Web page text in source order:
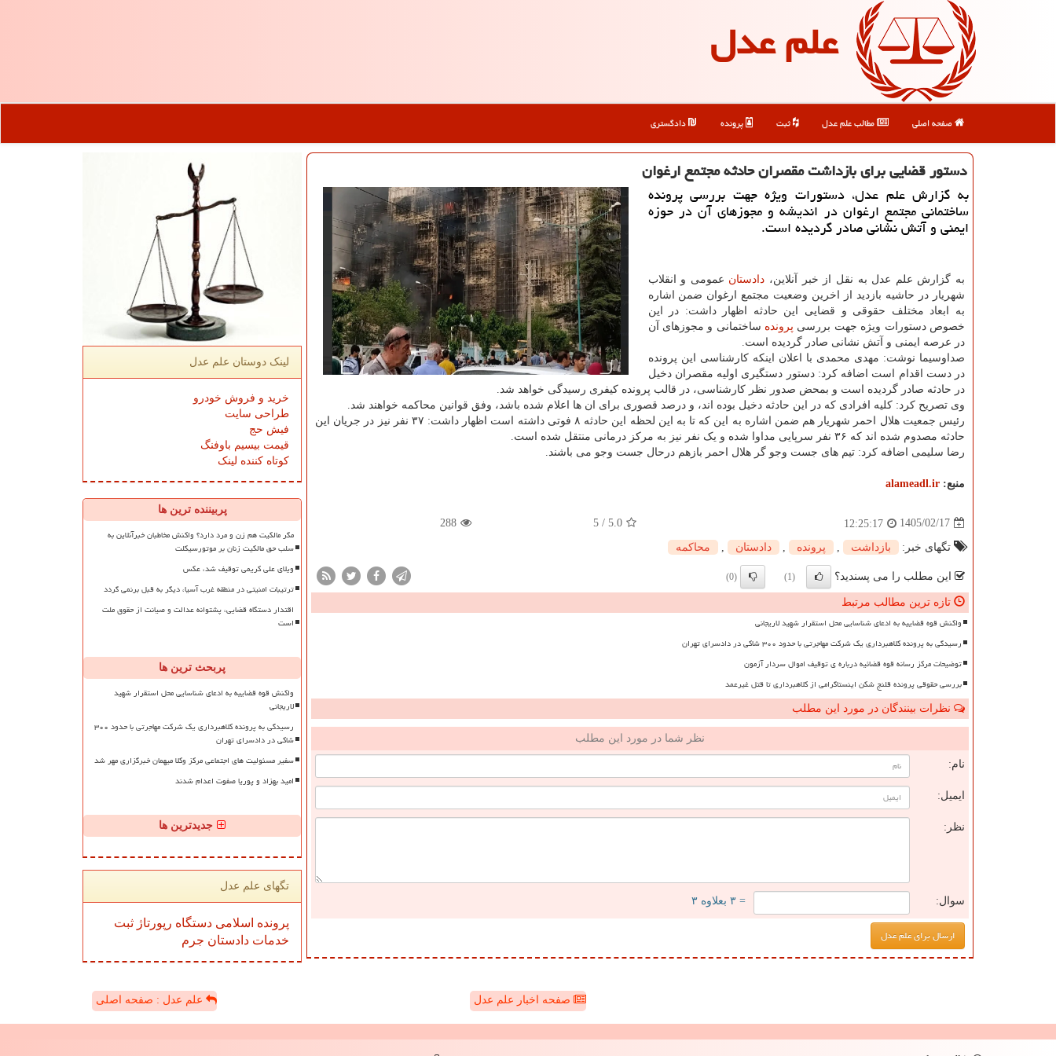
علم عدل
صفحه اصلی مطالب علم عدل ثبت پرونده دادگستری
دستور قضایی برای بازداشت مقصران حادثه مجتمع ارغوان
به گزارش علم عدل، دستورات ویژه جهت بررسی پرونده
ساختمانی مجتمع ارغوان در اندیشه و مجوزهای آن در حوزه
ایمنی و آتش نشانی صادر گردیده است.
به گزارش علم عدل به نقل از خبر آنلاین، دادستان عمومی و انقلاب
شهریار در حاشیه بازدید از اخرین وضعیت مجتمع ارغوان ضمن اشاره
به ابعاد مختلف حقوقی و قضایی این حادثه اظهار داشت: در این
خصوص دستورات ویژه جهت بررسی پرونده ساختمانی و مجوزهای آن
در عرصه ایمنی و آتش نشانی صادر گردیده است.
صداوسیما نوشت: مهدی محمدی با اعلان اینکه کارشناسی این پرونده
در دست اقدام است اضافه کرد: دستور دستگیری اولیه مقصران دخیل
در حادثه صادر گردیده است و بمحض صدور نظر کارشناسی، در قالب پرونده کیفری رسیدگی خواهد شد.
وی تصریح کرد: کلیه افرادی که در این حادثه دخیل بوده اند، و درصد قصوری برای ان ها اعلام شده باشد، وفق قوانین محاکمه خواهند شد.
رئیس جمعیت هلال احمر شهریار هم ضمن اشاره به این که تا به این لحظه این حادثه ۸ فوتی داشته است اظهار داشت: ۳۷ نفر نیز در جریان این
حادثه مصدوم شده اند که ۳۶ نفر سرپایی مداوا شده و یک نفر نیز به مرکز درمانی منتقل شده است.
رضا سلیمی اضافه کرد: تیم های جست وجو گر هلال احمر بازهم درحال جست وجو می باشند.
منبع: alameadl.ir
1405/02/17
12:25:17
5.0
/
5
288
تگهای خبر: بازداشت پرونده دادستان محاكمه
این مطلب را می پسندید؟ (1)
(0)
تازه ترین مطالب مرتبط
واکنش قوه قضاییه به ادعای شناسایی محل استقرار شهید لاریجانی
رسیدگی به پرونده کلاهبرداری یک شرکت مهاجرتی با حدود ۳۰۰ شاکی در دادسرای تهران
توضیحات مرکز رسانه قوه قضائیه درباره ی توقیف اموال سردار آزمون
بررسی حقوقی پرونده قلنج شکن اینستاگرامی از کلاهبرداری تا قتل غیرعمد
نظرات بینندگان در مورد این مطلب
نظر شما در مورد این مطلب
نام:
ایمیل:
نظر:
سوال: = ۳ بعلاوه ۳
لینک دوستان علم عدل
خرید و فروش خودرو
طراحی سایت
فیش حج
قیمت بیسیم باوفنگ
کوتاه کننده لینک
پربیننده ترین ها
مگر مالکیت هم زن و مرد دارد؟ واکنش مخاطبان خبرآنلاین به
سلب حق مالکیت زنان بر موتورسیکلت
ویلای علی کریمی توقیف شد، عکس
ترتیبات امنیتی در منطقه غرب آسیا، دیگر به قبل برنمی گردد
اقتدار دستگاه قضایی، پشتوانه عدالت و صیانت از حقوق ملت
است
پربحث ترین ها
واکنش قوه قضاییه به ادعای شناسایی محل استقرار شهید
لاریجانی
رسیدگی به پرونده کلاهبرداری یک شرکت مهاجرتی با حدود ۳۰۰
شاکی در دادسرای تهران
سفیر مسئولیت های اجتماعی مرکز وکلا میهمان خبرگزاری مهر شد
امید بهزاد و پوریا صفوت اعدام شدند
جدیدترین ها
تگهای علم عدل
پرونده اسلامی دستگاه رپورتاژ ثبت
خدمات دادستان جرم
صفحه اخبار علم عدل علم عدل : صفحه اصلی